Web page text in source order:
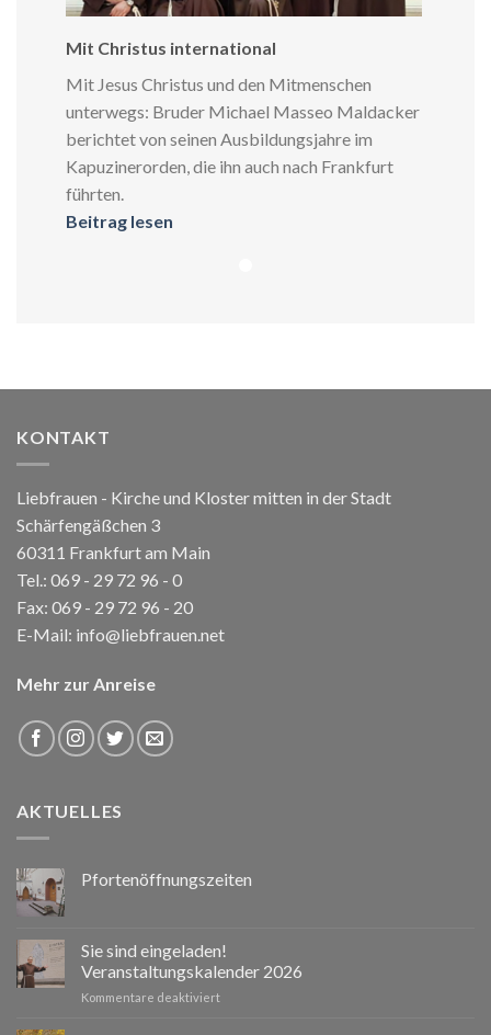
Mit Christus international
Mit Jesus Christus und den Mitmenschen
unterwegs: Bruder Michael Masseo Maldacker
berichtet von seinen Ausbildungsjahre im
Kapuzinerorden, die ihn auch nach Frankfurt
führten.
Beitrag lesen
KONTAKT
Liebfrauen - Kirche und Kloster mitten in der Stadt
Schärfengäßchen 3
60311 Frankfurt am Main
Tel.: 069 - 29 72 96 - 0
Fax: 069 - 29 72 96 - 20
E-Mail: info@liebfrauen.net
Mehr zur Anreise
AKTUELLES
Pfortenöffnungszeiten
Sie sind eingeladen!
Veranstaltungskalender 2026
Kommentare deaktiviertfür